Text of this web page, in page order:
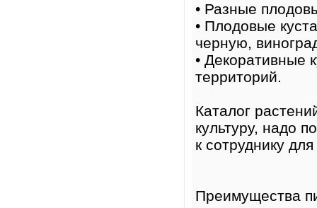
• Разные
• Плодовые
черную,
• Декоративные
территорий.
Каталог
культуру, надо
к сотруднику
Преимущества